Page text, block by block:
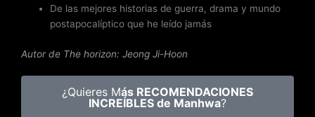
De las mejores historias de guerra, drama y mundo
postapocalíptico que he leído jamás
Autor de The horizon: Jeong Ji-Hoon
¿Quieres Más RECOMENDACIONES
INCREÍBLES de Manhwa?